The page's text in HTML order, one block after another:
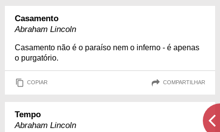
Casamento
Abraham Lincoln
Casamento não é o paraíso nem o inferno - é apenas
o purgatório.
COPIAR COMPARTILHAR
Tempo
Abraham Lincoln